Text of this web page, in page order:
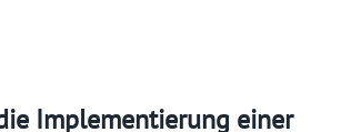
Implementierung einer